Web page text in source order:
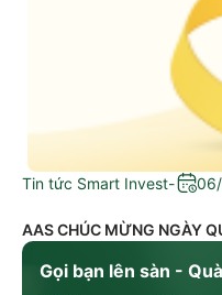
Gọi bạn lên sàn -
Tin tức Smart Invest-
AAS CHÚC MỪNG NGÀY